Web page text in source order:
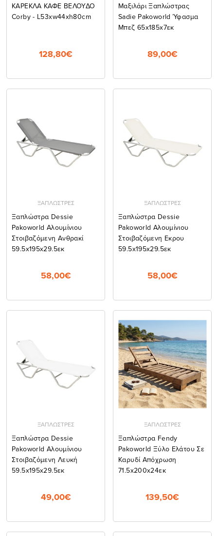
ΚΑΡΕΚΛΑ ΚΑΦΕ ΒΕΛΟΥΔΟ
Corby - L53xw44xh80cm
128,80€
Μαξιλάρι Ξαπλώστρας
Sadie Pakoworld Ύφασμα
Μπεζ 65x185x7εκ
89,00€
ΞΑΠΛΩΣΤΡΕΣ
Ξαπλώστρα Dessie
Pakoworld Αλουμίνιου
Στοιβαζόμενη Ανθρακί
59.5x195x29.5εκ
58,00€
ΞΑΠΛΩΣΤΡΕΣ
Ξαπλώστρα Dessie
Pakoworld Αλουμίνιου
Στοιβαζόμενη Εκρου
59.5x195x29.5εκ
58,00€
ΞΑΠΛΩΣΤΡΕΣ
Ξαπλώστρα Dessie
Pakoworld Αλουμίνιου
Στοιβαζόμενη Λευκή
59.5x195x29.5εκ
49,00€
ΞΑΠΛΩΣΤΡΕΣ
Ξαπλώστρα Fendy
Pakoworld Ξύλο Ελάτου Σε
Καρυδί Απόχρωση
71.5x200x24εκ
139,50€